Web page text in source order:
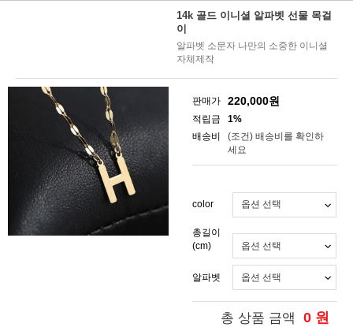
14k 골드 이니셜 알파벳 선물 목걸
이
알파벳 소문자 나만의 소중한 이니셜
자체제작
판매가 220,000원
적립금
1%
배송비
(조건) 배송비를 확인하
세요
color
총길이
(cm)
알파벳
총 상품 금액 0 원